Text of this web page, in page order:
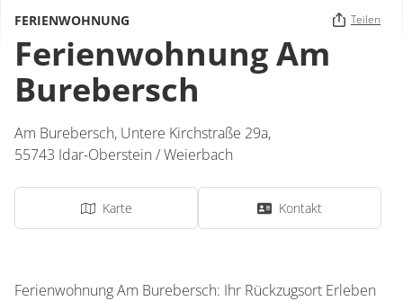
FERIENWOHNUNG Teilen
Ferienwohnung Am
Burebersch
Am Burebersch, Untere Kirchstraße 29a,
55743 Idar-Oberstein / Weierbach
Karte Kontakt
Ferienwohnung Am Burebersch: Ihr Rückzugsort Erleben